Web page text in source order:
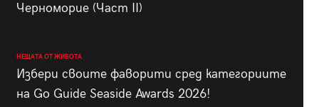
Черноморие (Част II)
НЕЩАТА ОТ ЖИВОТА
Избери своите фаворити сред категориите
на Go Guide Seaside Awards 2026!